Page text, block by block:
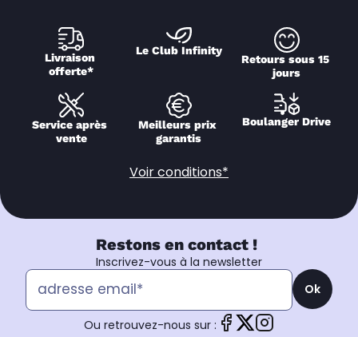
Livraison
offerte*
Le Club Infinity
Retours sous 15
jours
Service après
vente
Meilleurs prix
garantis
Boulanger Drive
Voir conditions*
Restons en contact !
Inscrivez-vous à la newsletter
Ok
Ou retrouvez-nous sur :